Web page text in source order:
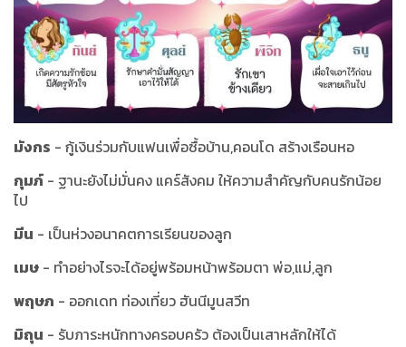
มังกร - กู้เงินร่วมกับแฟนเพื่อซื้อบ้าน,คอนโด สร้างเรือนหอ
กุมภ์ - ฐานะยังไม่มั่นคง แคร์สังคม ให้ความสำคัญกับคนรักน้อย
ไป
มีน - เป็นห่วงอนาคตการเรียนของลูก
เมษ - ทำอย่างไรจะได้อยู่พร้อมหน้าพร้อมตา พ่อ,แม่,ลูก
พฤษภ - ออกเดท ท่องเที่ยว ฮันนีมูนสวีท
มิถุน - รับภาระหนักทางครอบครัว ต้องเป็นเสาหลักให้ได้